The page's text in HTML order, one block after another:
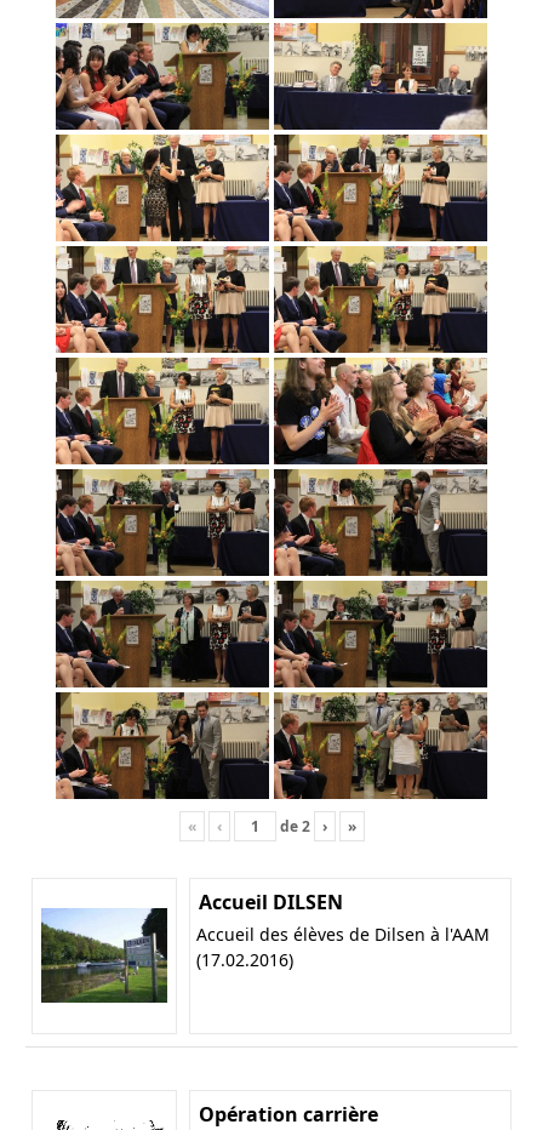
« ‹ de2 › »
Accueil DILSEN
Accueil des élèves de Dilsen à l'AAM
(17.02.2016)
Opération carrière